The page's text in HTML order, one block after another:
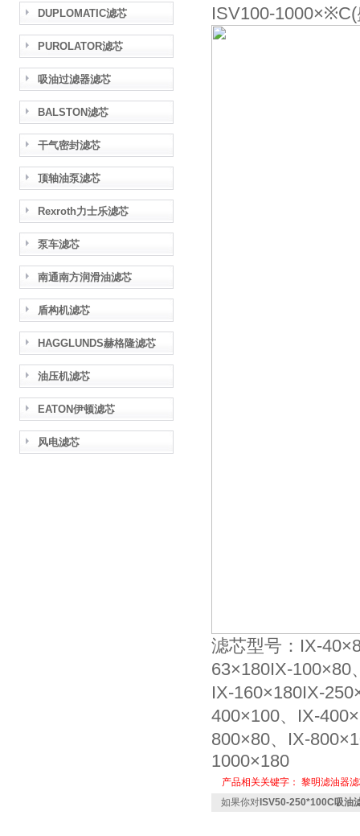
DUPLOMATIC滤芯
PUROLATOR滤芯
吸油过滤器滤芯
BALSTON滤芯
干气密封滤芯
顶轴油泵滤芯
Rexroth力士乐滤芯
泵车滤芯
南通南方润滑油滤芯
盾构机滤芯
HAGGLUNDS赫格隆滤芯
油压机滤芯
EATON伊顿滤芯
风电滤芯
ISV100-
滤芯型号：IX-
63×180IX-100×80
IX-160×180IX-
400×100、IX-
800×80、IX-
1000×180
产品相关关键字： 黎明滤油器
如果你对 ISV50-250*100C吸油